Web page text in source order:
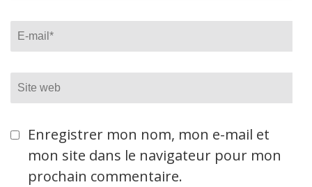
Email*
Site
web
Enregistrer mon nom, mon e-mail et
mon site dans le navigateur pour mon
prochain commentaire.